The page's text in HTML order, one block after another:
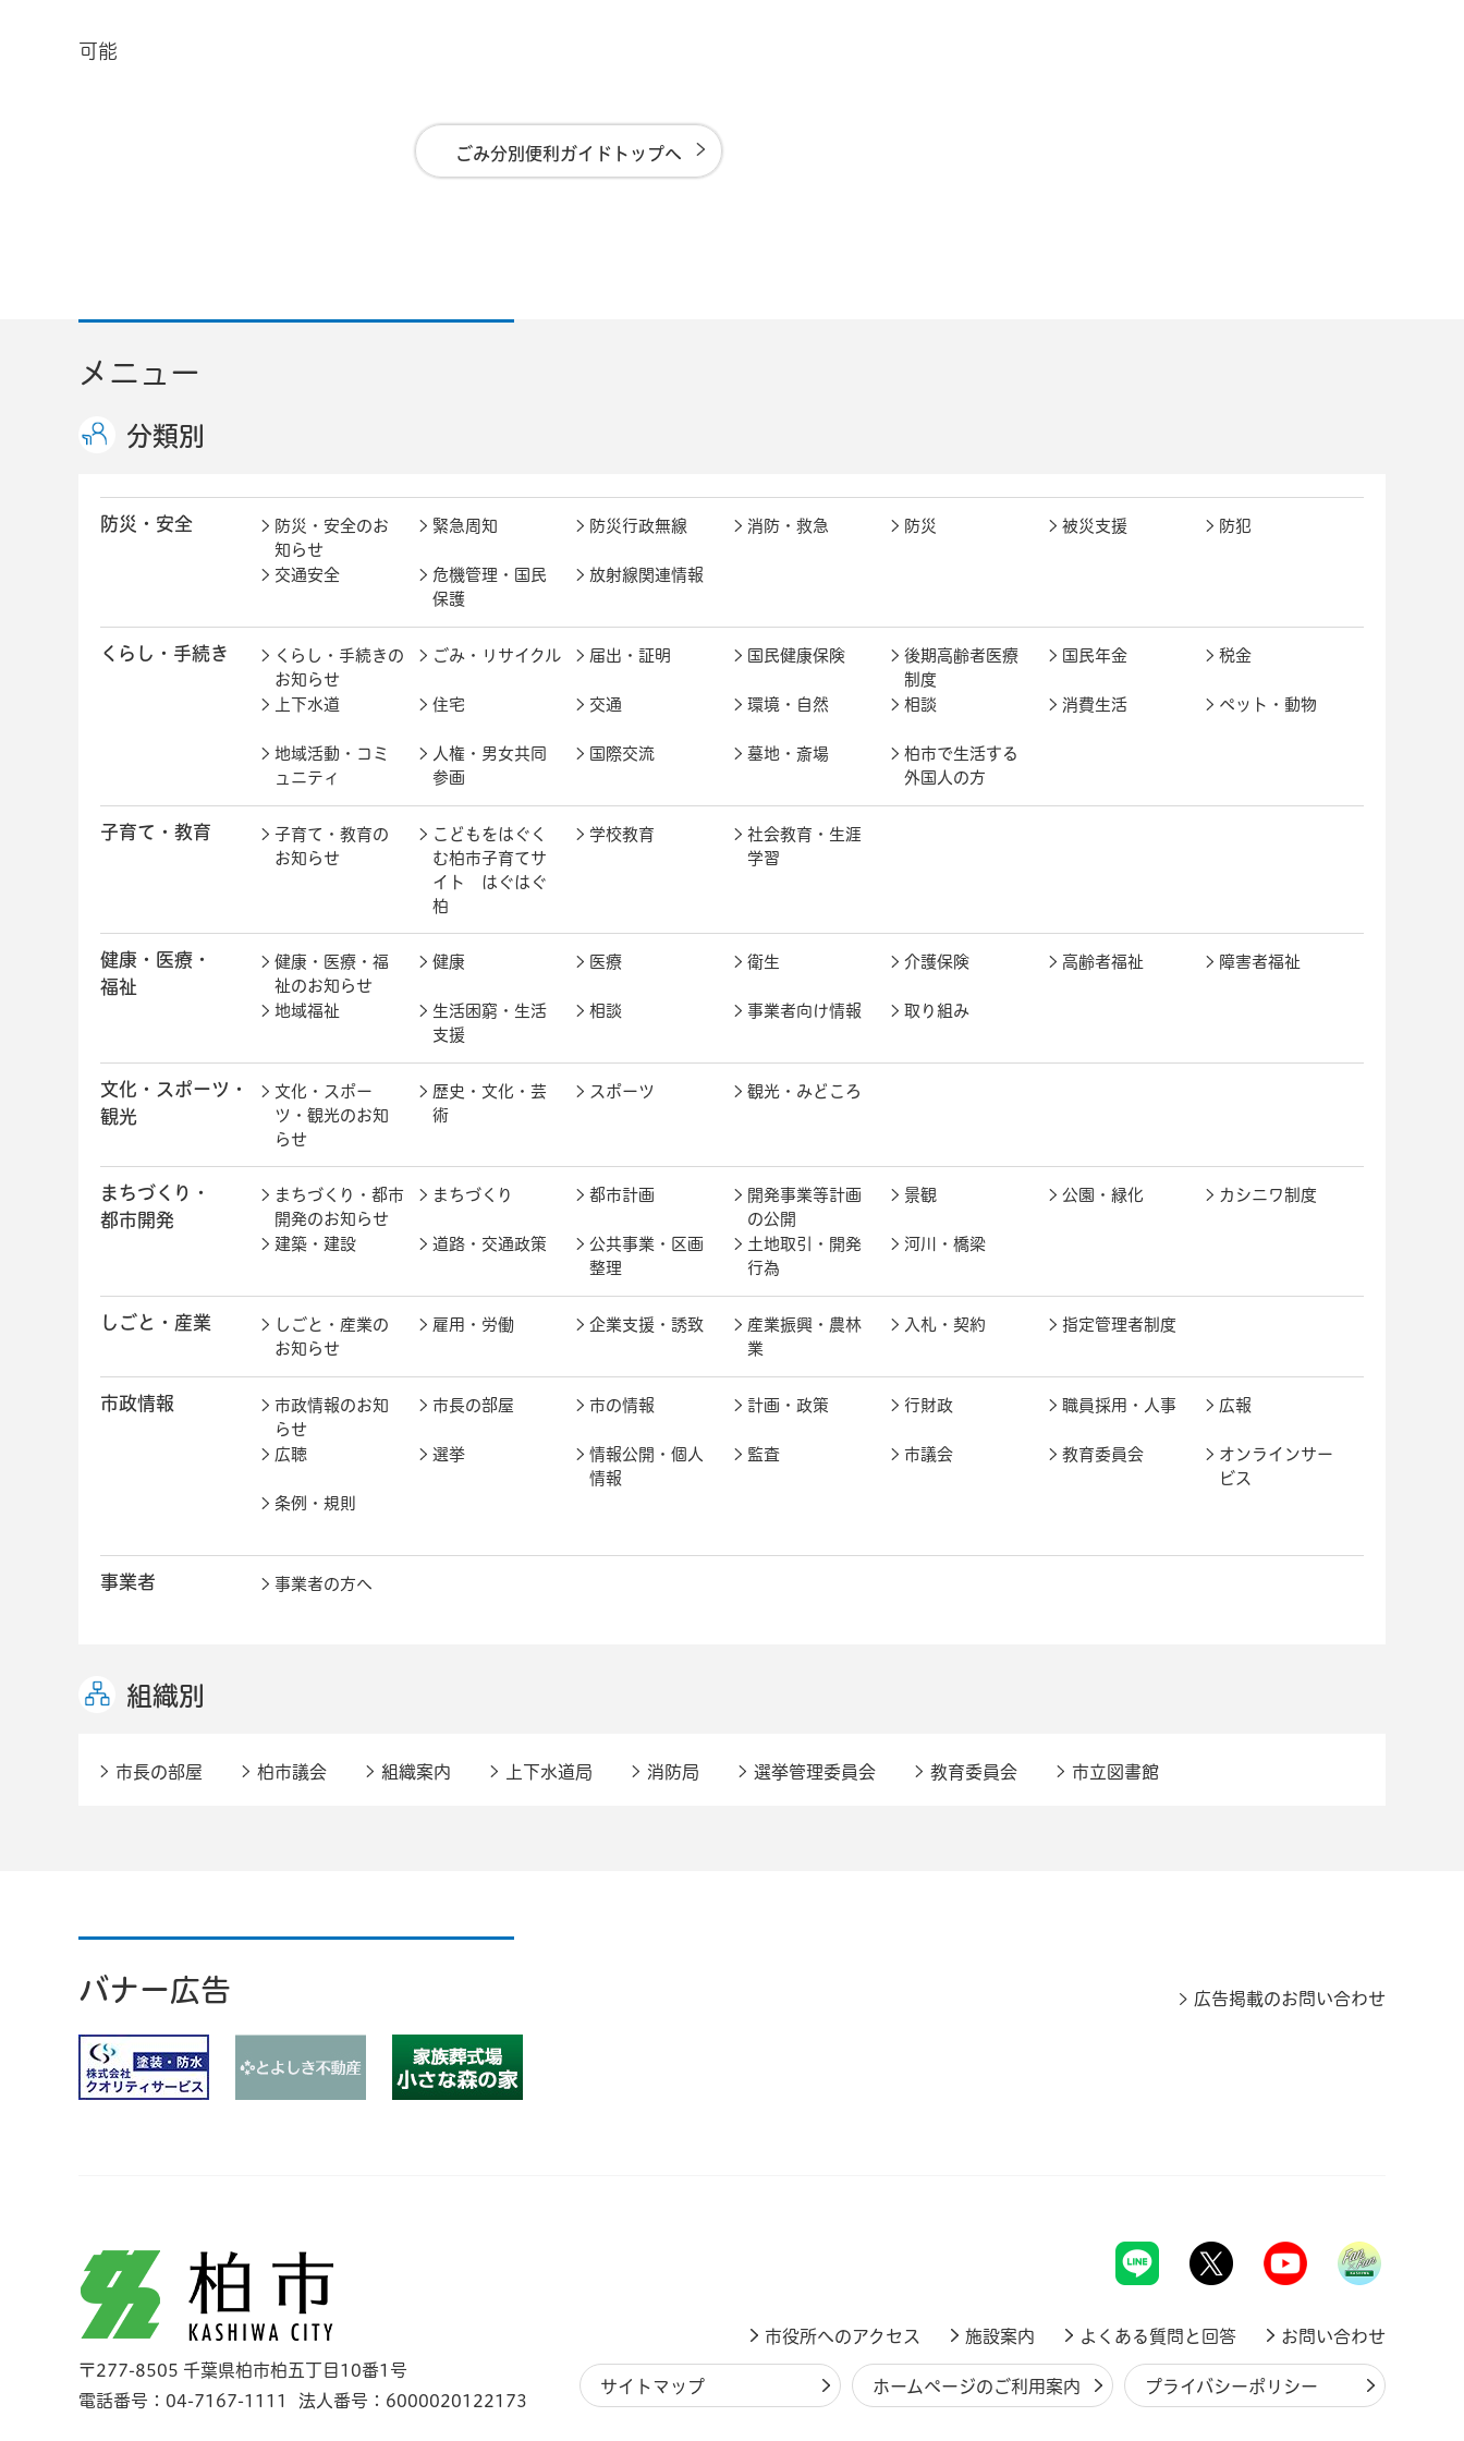
可能
ごみ分別便利ガイドトップへ
メニュー
分類別
防災・安全
防災・安全のお
知らせ
緊急周知 防災行政無線 消防・救急 防災 被災支援 防犯
交通安全
危機管理・国民
保護
放射線関連情報
くらし・手続き
くらし・手続きの
お知らせ
ごみ・リサイクル 届出・証明 国民健康保険
後期高齢者医療
制度
国民年金 税金
上下水道 住宅 交通 環境・自然 相談 消費生活 ペット・動物
地域活動・コミ
ュニティ
人権・男女共同
参画
国際交流 墓地・斎場
柏市で生活する
外国人の方
子育て・教育
子育て・教育の
お知らせ
こどもをはぐく
む柏市子育てサ
イト はぐはぐ
柏
学校教育
社会教育・生涯
学習
健康・医療・
福祉
健康・医療・福
祉のお知らせ
健康 医療 衛生 介護保険 高齢者福祉 障害者福祉
地域福祉
生活困窮・生活
支援
相談 事業者向け情報 取り組み
文化・スポーツ・
観光
文化・スポー
ツ・観光のお知
らせ
歴史・文化・芸
術
スポーツ 観光・みどころ
まちづくり・
都市開発
まちづくり・都市
開発のお知らせ
まちづくり 都市計画
開発事業等計画
の公開
景観 公園・緑化 カシニワ制度
建築・建設 道路・交通政策
公共事業・区画
整理
土地取引・開発
行為
河川・橋梁
しごと・産業
しごと・産業の
お知らせ
雇用・労働 企業支援・誘致
産業振興・農林
業
入札・契約 指定管理者制度
市政情報
市政情報のお知
らせ
市長の部屋 市の情報 計画・政策 行財政 職員採用・人事 広報
広聴 選挙
情報公開・個人
情報
監査 市議会 教育委員会
オンラインサー
ビス
条例・規則
事業者 事業者の方へ
組織別
市長の部屋 柏市議会 組織案内 上下水道局 消防局 選挙管理委員会 教育委員会 市立図書館
バナー広告 広告掲載のお問い合わせ
柏市
〒277-8505 千葉県柏市柏五丁目10番1号
電話番号：04-7167-1111
法人番号：6000020122173
市役所へのアクセス 施設案内 よくある質問と回答 お問い合わせ
サイトマップ ホームページのご利用案内 プライバシーポリシー